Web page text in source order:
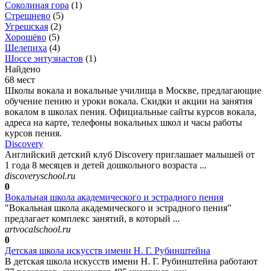
Соколиная гора (1)
Стрешнево (5)
Угрешская (2)
Хорошёво (5)
Шелепиха (4)
Шоссе энтузиастов (1)
Найдено
68 мест
Школы вокала и вокальные училища в Москве, предлагающие
обучение пению и уроки вокала. Скидки и акции на занятия
вокалом в школах пения. Официальные сайты курсов вокала,
адреса на карте, телефоны вокальных школ и часы работы
курсов пения.
Discovery
Английский детский клуб Discovery приглашает малышей от
1 года 8 месяцев и детей дошкольного возраста ...
discoveryschool.ru
0
Вокальная школа академического и эстрадного пения
"Вокальная школа академического и эстрадного пения"
предлагает комплекс занятий, в который ...
artvocalschool.ru
0
Детская школа искусств имени Н. Г. Рубинштейна
В детская школа искусств имени Н. Г. Рубинштейна работают